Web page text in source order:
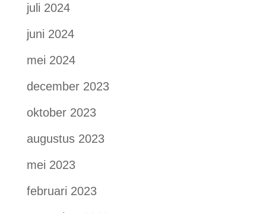
juli 2024
juni 2024
mei 2024
december 2023
oktober 2023
augustus 2023
mei 2023
februari 2023